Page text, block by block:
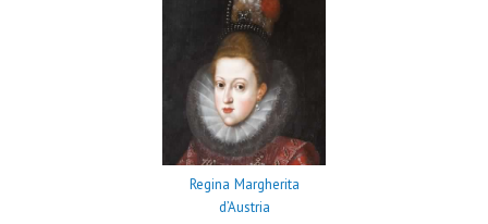
Regina Margherita
d’Austria